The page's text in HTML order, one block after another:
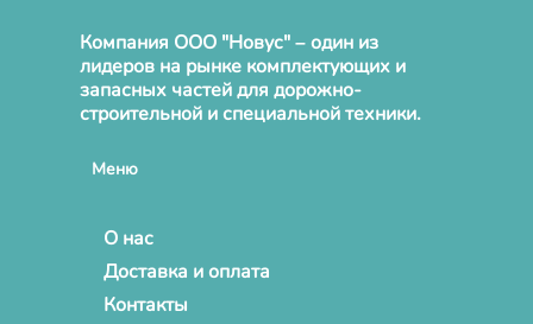
Компания ООО "Новус" – один из
лидеров на рынке комплектующих и
запасных частей для дорожно-
строительной и специальной техники.
Меню
О нас
Доставка и оплата
Контакты